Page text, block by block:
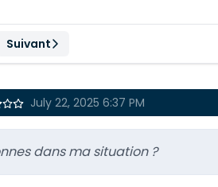
Suivant
July 22, 2025 6:37 PM
dans ma situation ?